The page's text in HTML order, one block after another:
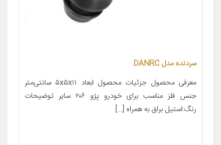
سردنده مدل DANRC
معرفی محصول جزئیات محصول ابعاد ۵x۵x۱۱ سانتی‌متر
جنس فلز مناسب برای خودرو پژو ۲۰۶ سایر توضیحات
رنگ:استیل براق به همراه […]